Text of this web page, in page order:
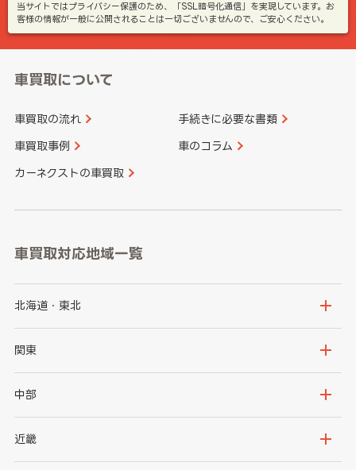
当サイトではプライバシー保護のため、「SSL暗号化通信」を実現しています。お
客様の情報が一般に公開されることは一切ございませんので、ご安心ください。
車買取について
車買取の流れ 手続きに必要な書類
車買取事例 車のコラム
カーネクストの車買取
車買取対応地域一覧
北海道・東北
北海道
岩手県
秋田県
関東
茨城県
群馬県
中部
新潟県
近畿